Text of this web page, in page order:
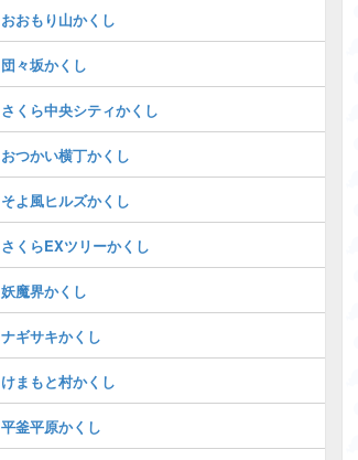
おおもり山かくし
団々坂かくし
さくら中央シティかくし
おつかい横丁かくし
そよ風ヒルズかくし
さくらEXツリーかくし
妖魔界かくし
ナギサキかくし
けまもと村かくし
平釜平原かくし